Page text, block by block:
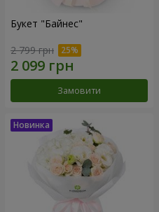
Букет "Байнес"
2 799 грн
Замовити